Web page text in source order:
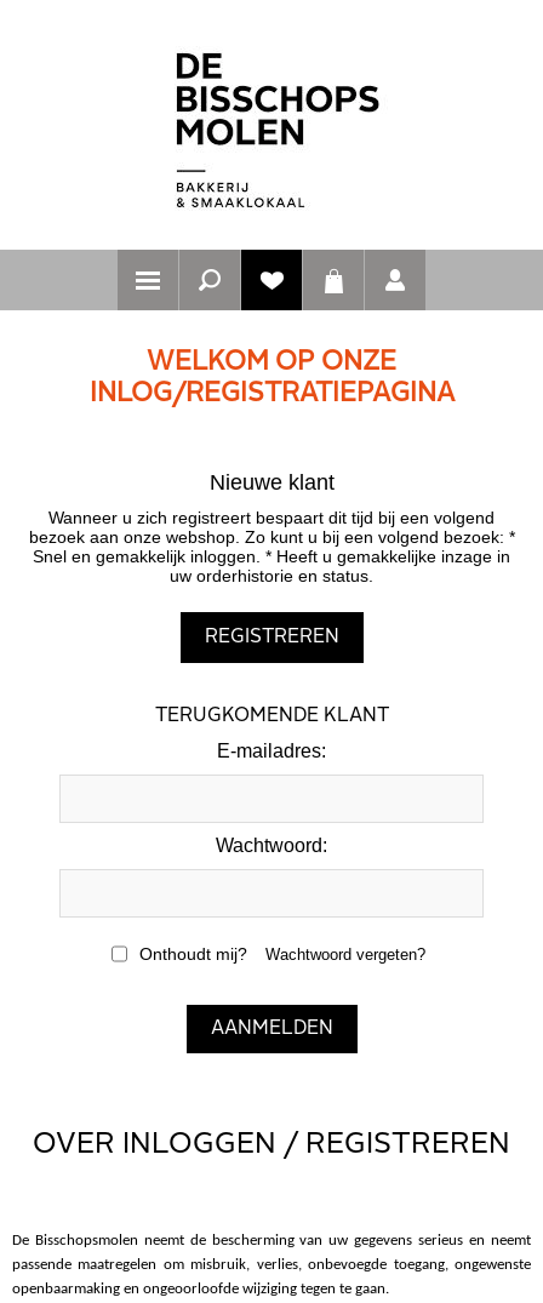
WELKOM OP ONZE
INLOG/REGISTRATIEPAGINA
Nieuwe klant
Wanneer u zich registreert bespaart dit tijd bij een volgend
bezoek aan onze webshop. Zo kunt u bij een volgend bezoek: *
Snel en gemakkelijk inloggen. * Heeft u gemakkelijke inzage in
uw orderhistorie en status.
TERUGKOMENDE KLANT
E-mailadres:
Wachtwoord:
Onthoudt mij? Wachtwoord vergeten?
OVER INLOGGEN / REGISTREREN
De Bisschopsmolen neemt de bescherming van uw gegevens serieus en neemt
passende maatregelen om misbruik, verlies, onbevoegde toegang, ongewenste
openbaarmaking en ongeoorloofde wijziging tegen te gaan.